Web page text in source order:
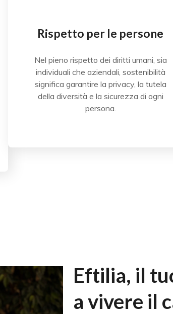
Rispetto per le persone
Nel pieno rispetto dei diritti umani, sia
individuali che aziendali, sostenibilità
significa garantire la privacy, la tutela
della diversità e la sicurezza di ogni
persona.
Eftilia, il
a vivere il